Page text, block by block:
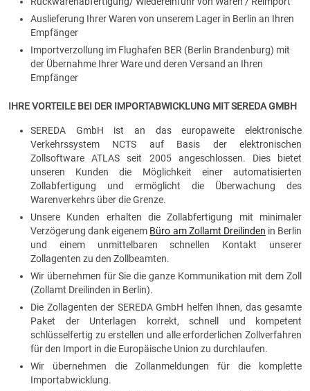
Auslieferung Ihrer Waren von unserem Lager in Berlin an Ihren
Empfänger
Importverzollung im Flughafen BER (Berlin Brandenburg) mit
der Übernahme Ihrer Ware und deren Versand an Ihren
Empfänger
IHRE VORTEILE BEI DER IMPORTABWICKLUNG MIT SEREDA GMBH
SEREDA GmbH ist an das europaweite elektronische
Verkehrssystem NCTS auf Basis der elektronischen
Zollsoftware ATLAS seit 2005 angeschlossen. Dies bietet
unseren Kunden die Möglichkeit einer automatisierten
Zollabfertigung und ermöglicht die Überwachung des
Warenverkehrs über die Grenze.
Unsere Kunden erhalten die Zollabfertigung mit minimaler
Verzögerung dank eigenem Büro am Zollamt Dreilinden in Berlin
und einem unmittelbaren schnellen Kontakt unserer
Zollagenten zu den Zollbeamten.
Wir übernehmen für Sie die ganze Kommunikation mit dem Zoll
(Zollamt Dreilinden in Berlin).
Die Zollagenten der SEREDA GmbH helfen Ihnen, das gesamte
Paket der Unterlagen korrekt, schnell und kompetent
schlüsselfertig zu erstellen und alle erforderlichen Zollverfahren
für den Import in die Europäische Union zu durchlaufen.
Wir übernehmen die Zollanmeldungen für die komplette
Importabwicklung.